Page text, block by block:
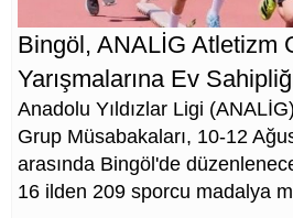
Bingöl, ANALİG Atletizm
Yarışmalarına Ev
Anadolu Yıldızlar Ligi
Grup Müsabakaları, 10-12
arasında Bingöl'de
16 ilden 209 sporcu madalya